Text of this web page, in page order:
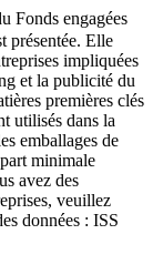
Fonds engagées
présentée. Elle
impliquées
et la publicité du
premières clés
utilisés dans la
emballages de
minimale
avez des
veuillez
données : ISS